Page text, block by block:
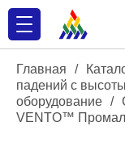
Главная /
падений с высоты
оборудование /
VENTO™